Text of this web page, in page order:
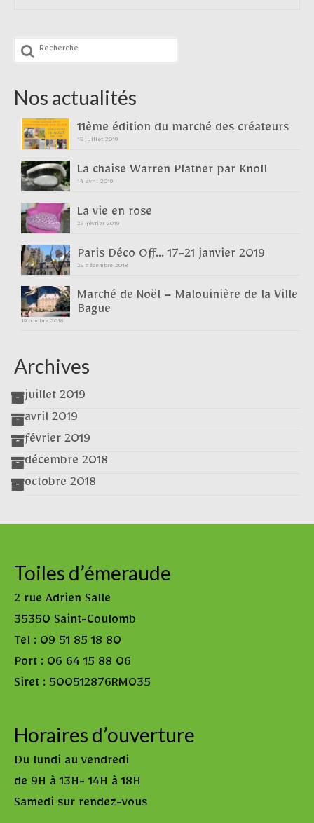
Rechercher
:
Nos actualités
11ème édition du marché des créateurs
15 juillet 2019
La chaise Warren Platner par Knoll
14 avril 2019
La vie en rose
27 février 2019
Paris Déco Off… 17-21 janvier 2019
25 décembre 2018
Marché de Noël – Malouinière de la Ville
Bague
19 octobre 2018
Archives
juillet 2019
avril 2019
février 2019
décembre 2018
octobre 2018
Toiles d’émeraude
2 rue Adrien Salle
35350 Saint-Coulomb
Tel : 09 51 85 18 80
Port : 06 64 15 88 06
Siret : 500512876RM035
Horaires d’ouverture
Du lundi au vendredi
de 9H à 13H- 14H à 18H
Samedi sur rendez-vous